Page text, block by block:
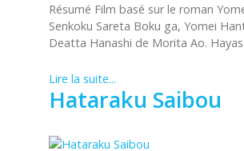
Résumé Film basé sur le roman
Senkoku Sareta Boku ga, Yomei
Deatta Hanashi de Morita Ao.
Lire la suite...
Hataraku Saibou